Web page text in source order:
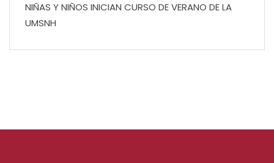
NIÑAS Y NIÑOS INICIAN CURSO DE VERANO DE LA
UMSNH